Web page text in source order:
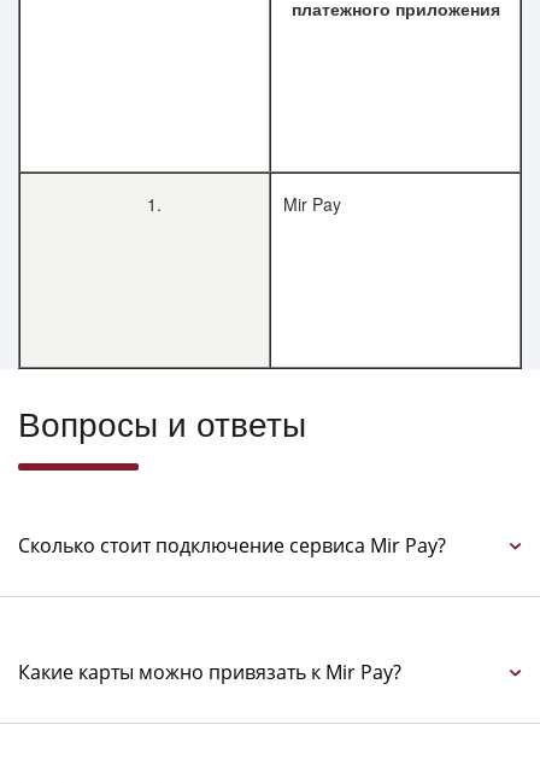
платежного приложения
1. Mir Pay
Вопросы и ответы
Сколько стоит подключение сервиса Mir Pay?
Какие карты можно привязать к Mir Pay?